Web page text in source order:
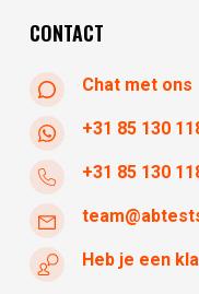
CONTACT
Chat met ons
+31 85 130
+31 85 130
Heb je een